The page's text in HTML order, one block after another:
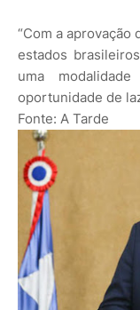
“Com a aprovação
estados
uma
oportunidade de
Fonte: A Tarde